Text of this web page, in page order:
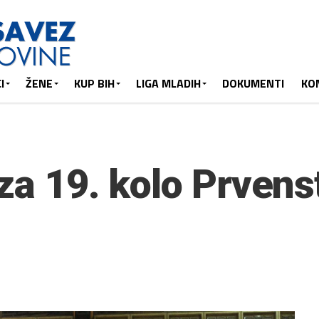
ŽENE KUP BIH LIGA MLADIH DOKUMENTI
19. kolo